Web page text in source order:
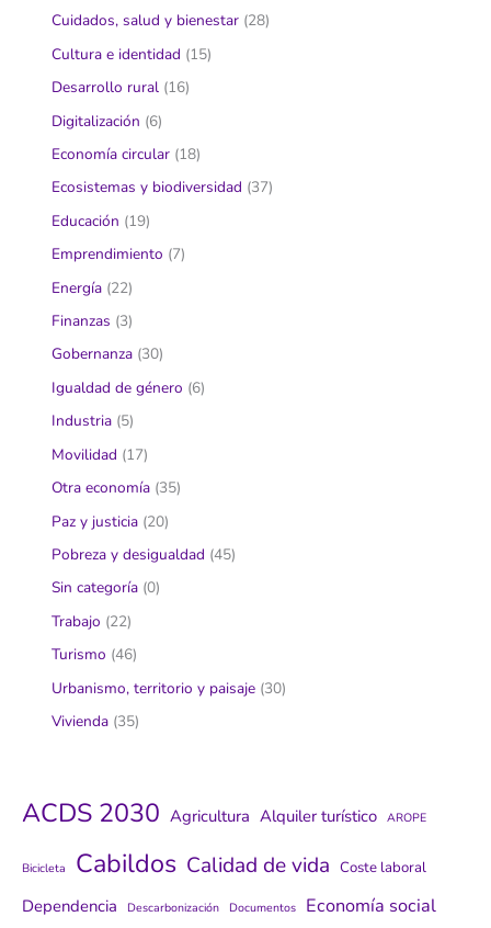
Cuidados, salud y bienestar (28)
Cultura e identidad (15)
Desarrollo rural (16)
Digitalización (6)
Economía circular (18)
Ecosistemas y biodiversidad (37)
Educación (19)
Emprendimiento (7)
Energía (22)
Finanzas (3)
Gobernanza (30)
Igualdad de género (6)
Industria (5)
Movilidad (17)
Otra economía (35)
Paz y justicia (20)
Pobreza y desigualdad (45)
Sin categoría (0)
Trabajo (22)
Turismo (46)
Urbanismo, territorio y paisaje (30)
Vivienda (35)
ACDS 2030 Agricultura Alquiler turístico AROPE
Bicicleta Cabildos Calidad de vida Coste laboral
Dependencia Descarbonización Documentos Economía social